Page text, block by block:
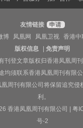
友情链接
申请
博
凤凰网 凤凰卫视 香港中
版权信息
|免责声明
刊登文章版权归香港凤凰周
均须联系香港凤凰周刊有限
周刊有限公司将保留追究侵
利。
香港凤凰周刊有限公司 | 粤
号-2